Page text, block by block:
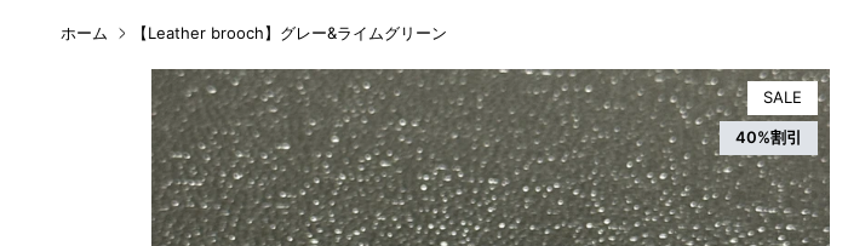
ホーム 【Leather brooch】グレー&ライムグリーン
SALE
40%割引